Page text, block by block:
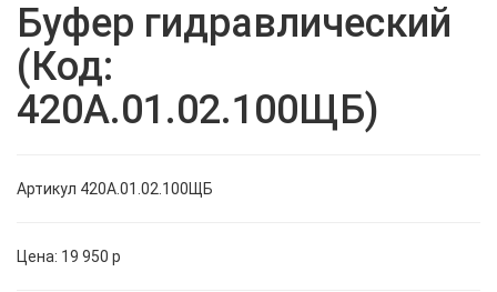
Буфер гидравлический
(Код:
420А.01.02.100ЩБ)
Артикул 420А.01.02.100ЩБ
Цена: 19 950 p